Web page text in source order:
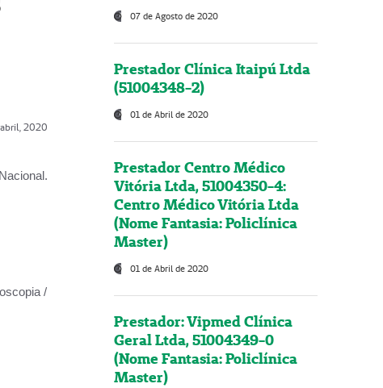
2020
/
07 de Agosto de 2020
Prestador Clínica Itaipú Ltda
(51004348-2)
01 de Abril de 2020
Prestador Centro Médico
Vitória Ltda, 51004350-4:
Centro Médico Vitória Ltda
(Nome Fantasia: Policlínica
Master)
01 de Abril de 2020
Prestador: Vipmed Clínica
Geral Ltda, 51004349-0
(Nome Fantasia: Policlínica
Master)